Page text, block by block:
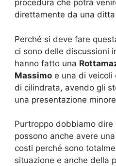
procedura che potrà
direttamente da una
Perché si deve fare
ci sono delle discussioni
hanno fatto una
Massimo e una di veicoli
di cilindrata, avendo gli
una presentazione
Purtroppo dobbiamo dire
possono anche avere
costi perché sono
situazione e anche della